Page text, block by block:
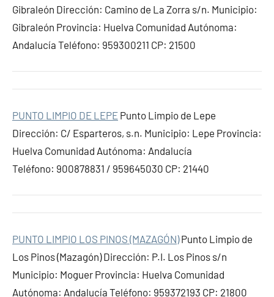
Gibraleón Dirección: Camino de La Zorra s/n. Municipio:
Gibraleón Provincia: Huelva Comunidad Autónoma:
Andalucía Teléfono: 959300211 CP: 21500
PUNTO LIMPIO DE LEPE Punto Limpio de Lepe
Dirección: C/ Esparteros, s.n. Municipio: Lepe Provincia:
Huelva Comunidad Autónoma: Andalucía
Teléfono: 900878831 / 959645030 CP: 21440
PUNTO LIMPIO LOS PINOS (MAZAGÓN)Punto Limpio de
Los Pinos (Mazagón) Dirección: P.I. Los Pinos s/n
Municipio: Moguer Provincia: Huelva Comunidad
Autónoma: Andalucía Teléfono: 959372193 CP: 21800